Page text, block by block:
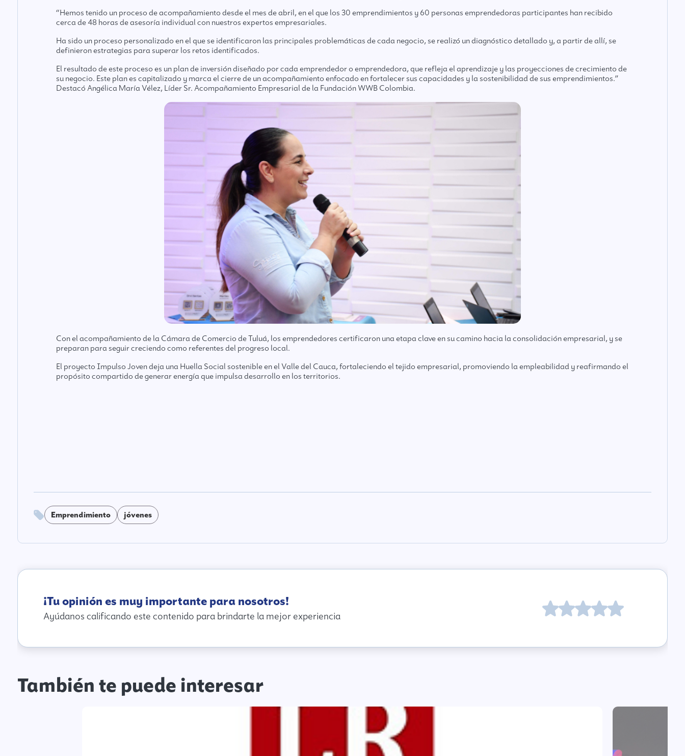
“Hemos tenido un proceso de acompañamiento desde el mes de abril, en el que los 30 emprendimientos y 60 personas emprendedoras participantes han recibido
cerca de 48 horas de asesoría individual con nuestros expertos empresariales.
Ha sido un proceso personalizado en el que se identificaron las principales problemáticas de cada negocio, se realizó un diagnóstico detallado y, a partir de allí, se
definieron estrategias para superar los retos identificados.
El resultado de este proceso es un plan de inversión diseñado por cada emprendedor o emprendedora, que refleja el aprendizaje y las proyecciones de crecimiento de
su negocio. Este plan es capitalizado y marca el cierre de un acompañamiento enfocado en fortalecer sus capacidades y la sostenibilidad de sus emprendimientos.”
Destacó Angélica María Vélez, Líder Sr. Acompañamiento Empresarial de la Fundación WWB Colombia.
Con el acompañamiento de la Cámara de Comercio de Tuluá, los emprendedores certificaron una etapa clave en su camino hacia la consolidación empresarial, y se
preparan para seguir creciendo como referentes del progreso local.
El proyecto Impulso Joven deja una Huella Social sostenible en el Valle del Cauca, fortaleciendo el tejido empresarial, promoviendo la empleabilidad y reafirmando el
propósito compartido de generar energía que impulsa desarrollo en los territorios.
Emprendimiento jóvenes
¡Tu opinión es muy importante para nosotros!
Ayúdanos calificando este contenido para brindarte la mejor experiencia
También te puede interesar